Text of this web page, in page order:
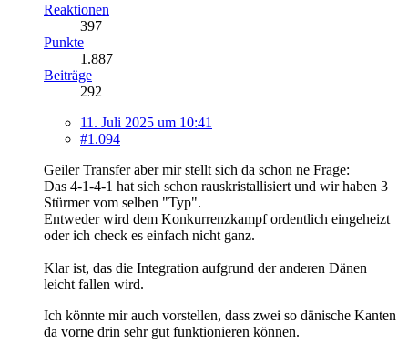
Reaktionen
397
Punkte
1.887
Beiträge
292
11. Juli 2025 um 10:41
#1.094
Geiler Transfer aber mir stellt sich da schon ne Frage:
Das 4-1-4-1 hat sich schon rauskristallisiert und wir haben 3
Stürmer vom selben "Typ".
Entweder wird dem Konkurrenzkampf ordentlich eingeheizt
oder ich check es einfach nicht ganz.
Klar ist, das die Integration aufgrund der anderen Dänen
leicht fallen wird.
Ich könnte mir auch vorstellen, dass zwei so dänische Kanten
da vorne drin sehr gut funktionieren können.